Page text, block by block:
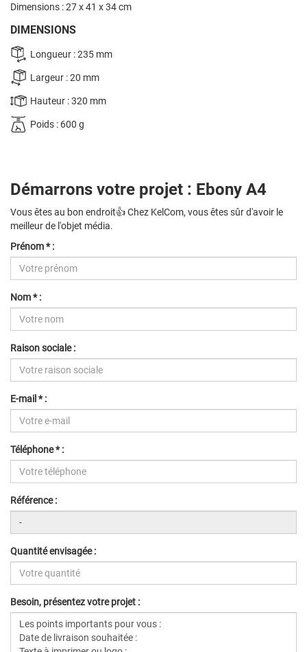
Dimensions : 27 x 41 x 34 cm
DIMENSIONS
Longueur : 235 mm
Largeur : 20 mm
Hauteur : 320 mm
Poids : 600 g
Démarrons votre projet : Ebony A4
Vous êtes au bon endroit👍 Chez KelCom, vous êtes sûr d'avoir le
meilleur de l'objet média.
Prénom * :
Nom * :
Raison sociale :
E-mail * :
Téléphone * :
Référence :
Quantité envisagée :
Besoin, présentez votre projet :